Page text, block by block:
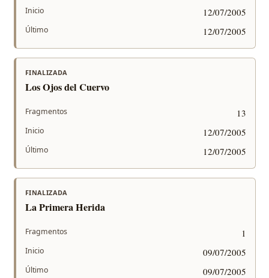
Inicio 12/07/2005
Último 12/07/2005
FINALIZADA
Los Ojos del Cuervo
Fragmentos 13
Inicio 12/07/2005
Último 12/07/2005
FINALIZADA
La Primera Herida
Fragmentos 1
Inicio 09/07/2005
Último 09/07/2005